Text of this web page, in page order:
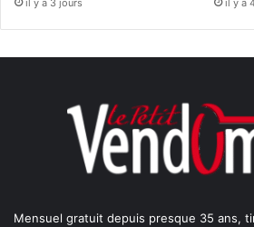
il y a 3 jours il y a
Mensuel gratuit depuis presque 35 ans,